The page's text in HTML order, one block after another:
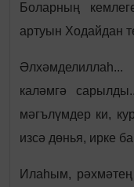
Боларның
артуын Ходайдан
каләмгә
мәгълүмдер ки,
изсә дөнья, ирке
Илаһым,